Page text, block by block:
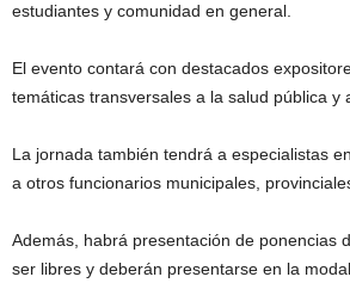
estudiantes y comunidad en general.
El evento contará con destacados
temáticas transversales a la salud pública y
La jornada también tendrá a especialistas
a otros funcionarios municipales,
Además, habrá presentación de ponencias
ser libres y deberán presentarse en la